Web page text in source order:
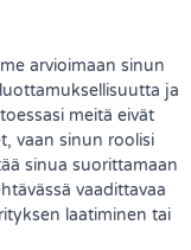
arvioimaan sinun
ja
meitä eivät
vaan sinun roolisi
sinua suorittamaan
vaadittavaa
laatiminen tai